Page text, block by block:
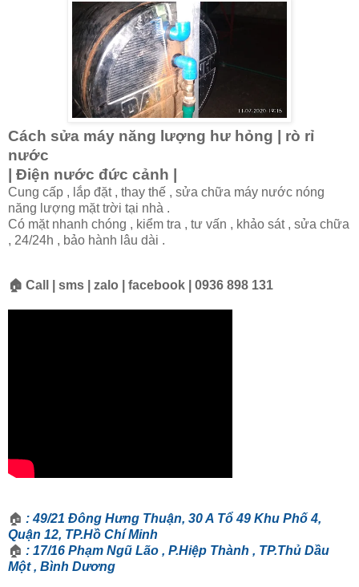
Cách sửa máy năng lượng hư hỏng | rò rỉ
nước
| Điện nước đức cảnh |
Cung cấp , lắp đặt , thay thế , sửa chữa máy nước nóng
năng lượng mặt trời tại nhà .
Có mặt nhanh chóng , kiểm tra , tư vấn , khảo sát , sửa chữa
, 24/24h , bảo hành lâu dài .
🏠 Call | sms | zalo | facebook | 0936 898 131
🏠 : 49/21 Đông Hưng Thuận, 30 A Tổ 49 Khu Phố 4,
Quận 12, TP.Hồ Chí Minh
🏠 : 17/16 Phạm Ngũ Lão , P.Hiệp Thành , TP.Thủ Dầu
Một , Bình Dương